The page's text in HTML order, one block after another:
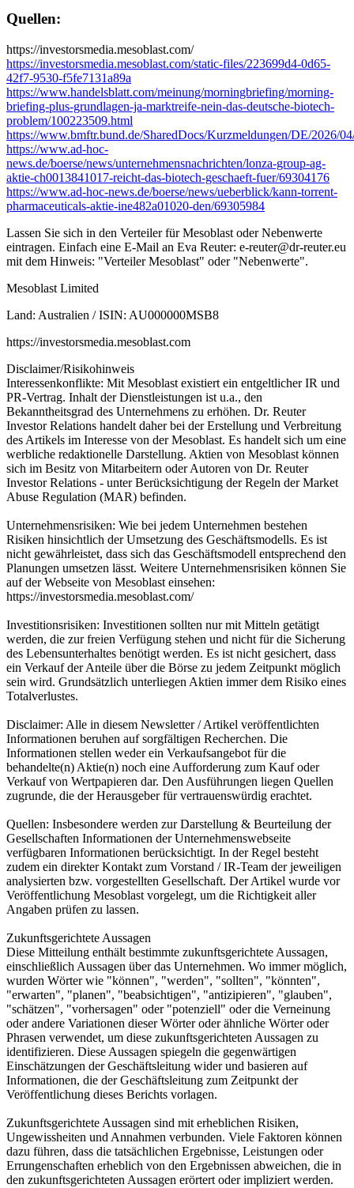
Quellen:
https://investorsmedia.mesoblast.com/
https://investorsmedia.mesoblast.com/static-files/223699d4-0d65-
42f7-9530-f5fe7131a89a
https://www.handelsblatt.com/meinung/morningbriefing/morning-
briefing-plus-grundlagen-ja-marktreife-nein-das-deutsche-biotech-
problem/100223509.html
https://www.bmftr.bund.de/SharedDocs/Kurzmeldungen/DE/2026/
https://www.ad-hoc-
news.de/boerse/news/unternehmensnachrichten/lonza-group-ag-
aktie-ch0013841017-reicht-das-biotech-geschaeft-fuer/69304176
https://www.ad-hoc-news.de/boerse/news/ueberblick/kann-torrent-
pharmaceuticals-aktie-ine482a01020-den/69305984
Lassen Sie sich in den Verteiler für Mesoblast oder Nebenwerte
eintragen. Einfach eine E-Mail an Eva Reuter: e-reuter@dr-reuter.eu
mit dem Hinweis: "Verteiler Mesoblast" oder "Nebenwerte".
Mesoblast Limited
Land: Australien / ISIN: AU000000MSB8
https://investorsmedia.mesoblast.com
Disclaimer/Risikohinweis
Interessenkonflikte: Mit Mesoblast existiert ein entgeltlicher IR und
PR-Vertrag. Inhalt der Dienstleistungen ist u.a., den
Bekanntheitsgrad des Unternehmens zu erhöhen. Dr. Reuter
Investor Relations handelt daher bei der Erstellung und Verbreitung
des Artikels im Interesse von der Mesoblast. Es handelt sich um eine
werbliche redaktionelle Darstellung. Aktien von Mesoblast können
sich im Besitz von Mitarbeitern oder Autoren von Dr. Reuter
Investor Relations - unter Berücksichtigung der Regeln der Market
Abuse Regulation (MAR) befinden.
Unternehmensrisiken: Wie bei jedem Unternehmen bestehen
Risiken hinsichtlich der Umsetzung des Geschäftsmodells. Es ist
nicht gewährleistet, dass sich das Geschäftsmodell entsprechend den
Planungen umsetzen lässt. Weitere Unternehmensrisiken können Sie
auf der Webseite von Mesoblast einsehen:
https://investorsmedia.mesoblast.com/
Investitionsrisiken: Investitionen sollten nur mit Mitteln getätigt
werden, die zur freien Verfügung stehen und nicht für die Sicherung
des Lebensunterhaltes benötigt werden. Es ist nicht gesichert, dass
ein Verkauf der Anteile über die Börse zu jedem Zeitpunkt möglich
sein wird. Grundsätzlich unterliegen Aktien immer dem Risiko eines
Totalverlustes.
Disclaimer: Alle in diesem Newsletter / Artikel veröffentlichten
Informationen beruhen auf sorgfältigen Recherchen. Die
Informationen stellen weder ein Verkaufsangebot für die
behandelte(n) Aktie(n) noch eine Aufforderung zum Kauf oder
Verkauf von Wertpapieren dar. Den Ausführungen liegen Quellen
zugrunde, die der Herausgeber für vertrauenswürdig erachtet.
Quellen: Insbesondere werden zur Darstellung & Beurteilung der
Gesellschaften Informationen der Unternehmenswebseite
verfügbaren Informationen berücksichtigt. In der Regel besteht
zudem ein direkter Kontakt zum Vorstand / IR-Team der jeweiligen
analysierten bzw. vorgestellten Gesellschaft. Der Artikel wurde vor
Veröffentlichung Mesoblast vorgelegt, um die Richtigkeit aller
Angaben prüfen zu lassen.
Zukunftsgerichtete Aussagen
Diese Mitteilung enthält bestimmte zukunftsgerichtete Aussagen,
einschließlich Aussagen über das Unternehmen. Wo immer möglich,
wurden Wörter wie "können", "werden", "sollten", "könnten",
"erwarten", "planen", "beabsichtigen", "antizipieren", "glauben",
"schätzen", "vorhersagen" oder "potenziell" oder die Verneinung
oder andere Variationen dieser Wörter oder ähnliche Wörter oder
Phrasen verwendet, um diese zukunftsgerichteten Aussagen zu
identifizieren. Diese Aussagen spiegeln die gegenwärtigen
Einschätzungen der Geschäftsleitung wider und basieren auf
Informationen, die der Geschäftsleitung zum Zeitpunkt der
Veröffentlichung dieses Berichts vorlagen.
Zukunftsgerichtete Aussagen sind mit erheblichen Risiken,
Ungewissheiten und Annahmen verbunden. Viele Faktoren können
dazu führen, dass die tatsächlichen Ergebnisse, Leistungen oder
Errungenschaften erheblich von den Ergebnissen abweichen, die in
den zukunftsgerichteten Aussagen erörtert oder impliziert werden.